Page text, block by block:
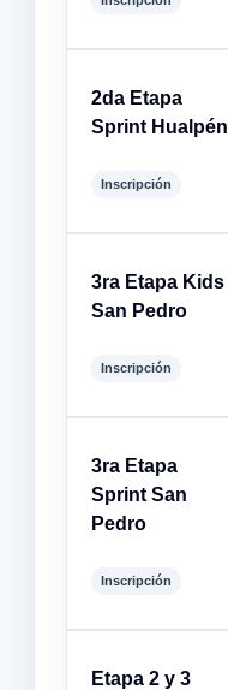
2da Etapa
Sprint Hualpén
Inscripción
3ra Etapa Kids
San Pedro
Inscripción
3ra Etapa
Sprint San
Pedro
Inscripción
Etapa 2 y 3